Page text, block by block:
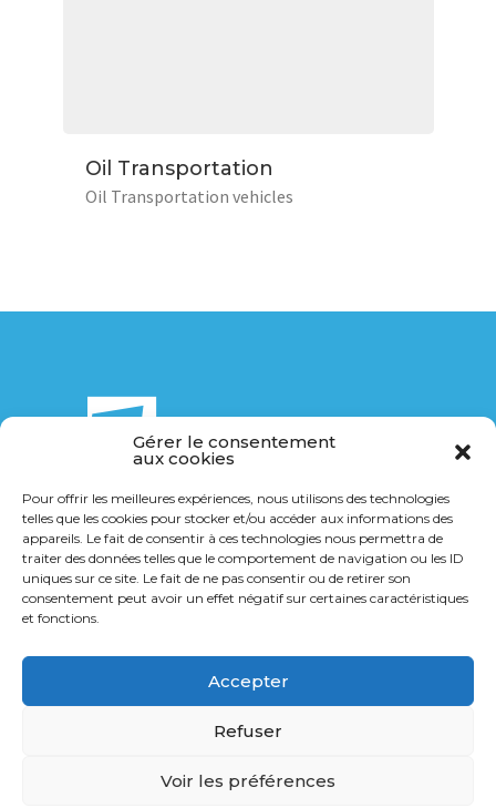
Gérer le consentement
aux cookies
Pour offrir les meilleures expériences, nous utilisons des technologies
telles que les cookies pour stocker et/ou accéder aux informations des
appareils. Le fait de consentir à ces technologies nous permettra de
traiter des données telles que le comportement de navigation ou les ID
uniques sur ce site. Le fait de ne pas consentir ou de retirer son
consentement peut avoir un effet négatif sur certaines caractéristiques
et fonctions.
Accepter
Refuser
Voir les préférences
Oil Transportation
Oil Transportation vehicles
14 Bis rue de la Breuchillière
21000 Dijon
contact@transports-gl.fr
© Tous droits réservés -AMT- 2026 -